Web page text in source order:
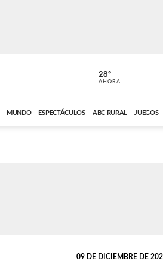
ABC CARDINAL
28º
AHORA
MUNDO ESPECTÁCULOS ABC RURAL JUEGOS
09 DE DICIEMBRE DE